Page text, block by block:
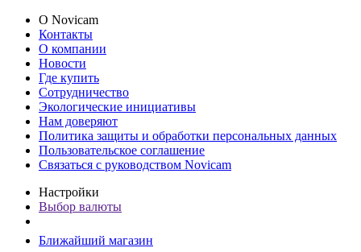
О Novicam
Контакты
О компании
Новости
Где купить
Сотрудничество
Экологические инициативы
Нам доверяют
Политика защиты и обработки персональных данных
Пользовательское соглашение
Связаться с руководством Novicam
Настройки
Выбор валюты
Ближайший магазин